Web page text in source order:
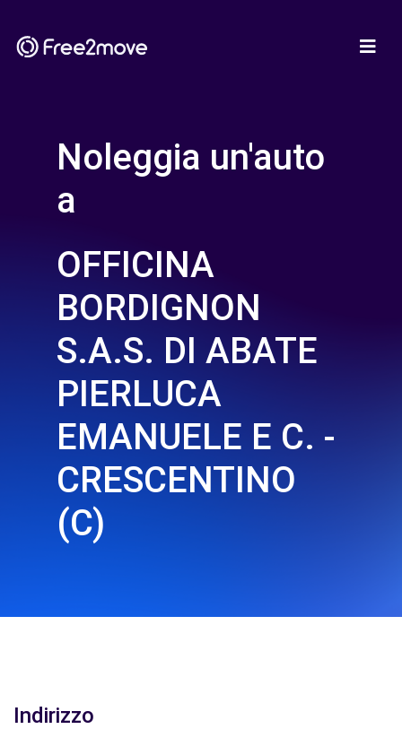
Noleggia un'auto
a
OFFICINA
BORDIGNON
S.A.S. DI ABATE
PIERLUCA
EMANUELE E C. -
CRESCENTINO
(C)
Indirizzo